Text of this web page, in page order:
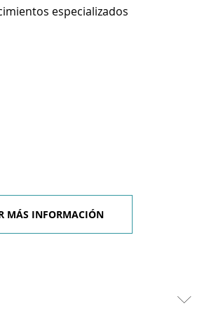
especializados
MÁS INFORMACIÓN